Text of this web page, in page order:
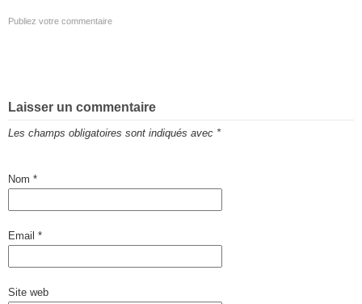
Publiez votre commentaire
Laisser un commentaire
Les champs obligatoires sont indiqués avec *
Nom *
Email *
Site web